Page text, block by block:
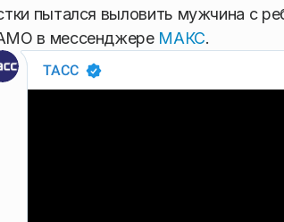
пытался выловить мужчина с
в мессенджере МАКС.